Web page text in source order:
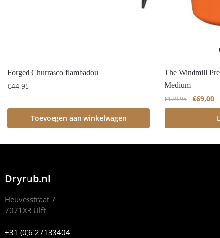
Forged Churrasco flambadou
€44,95
Toevoegen aan winkelwagen
The Windmill
Medium
€129,95 €69,00
Dryrub.nl
Heuvesstraat 7
7071XR Ulft
+31 (0)6 27133404